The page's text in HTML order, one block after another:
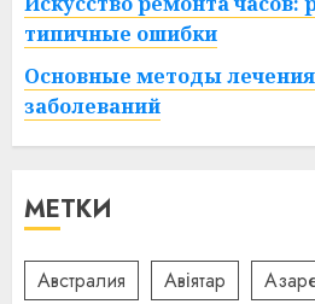
типичные ошибки
Основные методы лечения
заболеваний
МЕТКИ
Австралия Авіятар